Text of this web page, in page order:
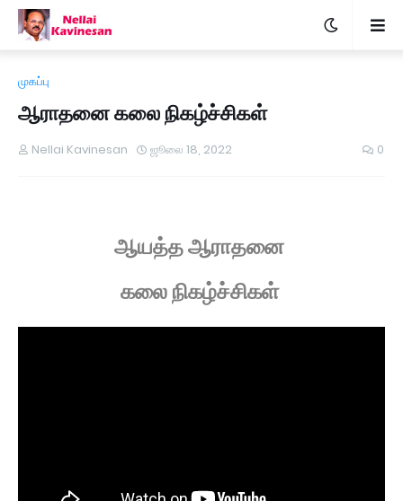
முகப்பு
ஆராதனை கலை நிகழ்ச்சிகள்
Nellai Kavinesan ஜூலை 18, 2022 0
ஆயத்த ஆராதனை
கலை நிகழ்ச்சிகள்